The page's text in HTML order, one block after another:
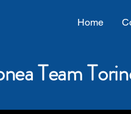
Home
Team